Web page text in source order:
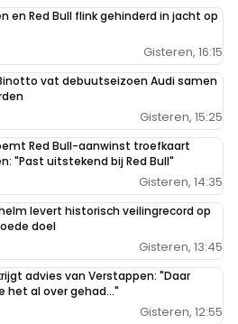
en Red Bull flink gehinderd in jacht op
Gisteren, 16:15
vat debuutseizoen Audi samen
Gisteren, 15:25
Red Bull-aanwinst troefkaart
"Past uitstekend bij Red Bull"
Gisteren, 14:35
levert historisch veilingrecord op
doel
Gisteren, 13:45
advies van Verstappen: "Daar
het al over gehad..."
Gisteren, 12:55